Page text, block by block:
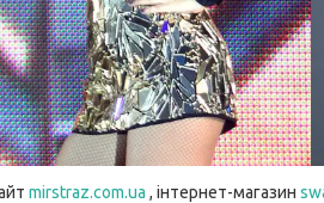
mirstraz.com.ua , інтернет-магазин